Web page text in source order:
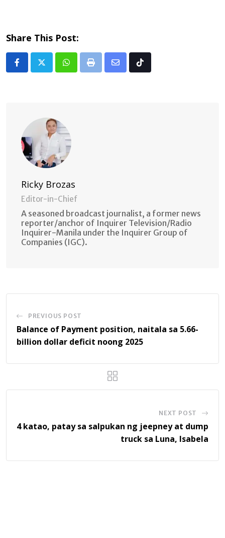
Share This Post:
Whatsapp
Print
Share Tiktok
Ricky Brozas
Editor-in-Chief
A seasoned broadcast journalist, a former news
reporter/anchor of Inquirer Television/Radio
Inquirer-Manila under the Inquirer Group of
Companies (IGC).
PREVIOUS POST
Balance of Payment position, naitala sa 5.66-
billion dollar deficit noong 2025
NEXT POST
4 katao, patay sa salpukan ng jeepney at dump
truck sa Luna, Isabela